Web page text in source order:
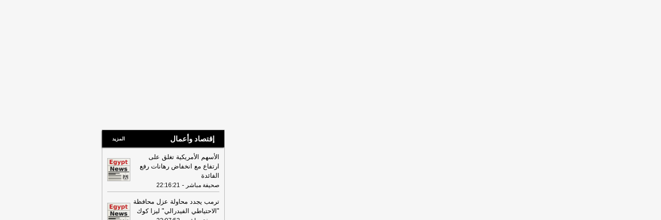
إقتصاد وأعمال المزيد
الأسهم الأمريكية تغلق على
ارتفاع مع انخفاض رهانات رفع
الفائدة
صحيفة مباشر -
22:16:21
ترمب يجدد محاولة عزل محافظة
"الاحتياطي الفيدرالي" ليزا كوك